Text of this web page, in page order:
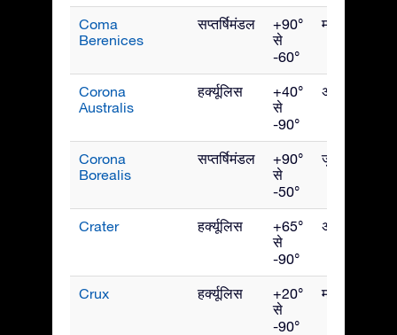
Coma
Berenices
सप्तर्षिमंडल
+90°
से
-60°
मई
Corona
Australis
हर्क्यूलिस
+40°
से
-90°
अगस्त
Corona
Borealis
सप्तर्षिमंडल
+90°
से
-50°
जुलाई
Crater हर्क्यूलिस
+65°
से
-90°
अप्रैल
Crux हर्क्यूलिस
+20°
से
-90°
मई